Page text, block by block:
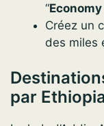
“
Créez un
des miles
par